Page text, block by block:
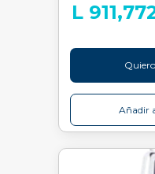
L
Añadir